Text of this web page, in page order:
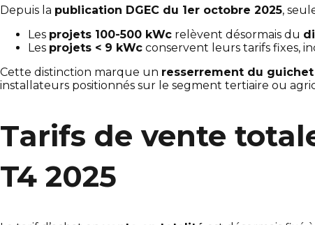
Depuis la publication DGEC du 1er octobre 2025,
Les projets 100-500 kWc relèvent désormais du
Les projets < 9 kWc conservent leurs tarifs fixes,
Cette distinction marque un resserrement du guichet
installateurs positionnés sur le segment tertiaire ou
Tarifs de vente
T4 2025